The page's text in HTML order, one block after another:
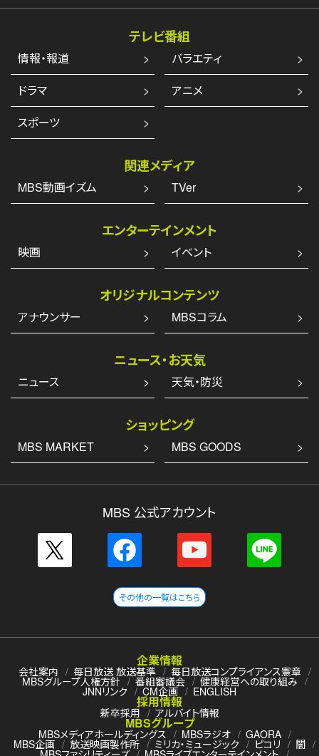
テレビ番組
情報・報道
バラエティ
ドラマ
アニメ
スポーツ
関連メディア
MBS動画イズム TVer
エンターテインメント
映画 イベント
オリジナルコンテンツ
アナウンサー MBSコラム
ニュース・お天気
ニュース 天気・防災
ショッピング
MBS MARKET MBS GOODS
MBS 公式アカウント
その他の一覧はこちら
企業情報
会社案内 毎日放送 放送基準 毎日放送コンプライアンス憲章
MBSグループ人権方針 番組審議会 健康経営への取り組み
JNNリンク CM企画 ENGLISH
採用情報
新卒採用 アルバイト情報
MBSグループ
MBSメディアホールディングス MBSラジオ GAORA
MBS企画 放送映画製作所 ミリカ・ミュージック ピコリ 闇